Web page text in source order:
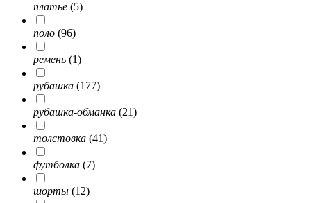
платье (5)
поло (96)
ремень (1)
рубашка (177)
рубашка-обманка (21)
толстовка (41)
футболка (7)
шорты (12)